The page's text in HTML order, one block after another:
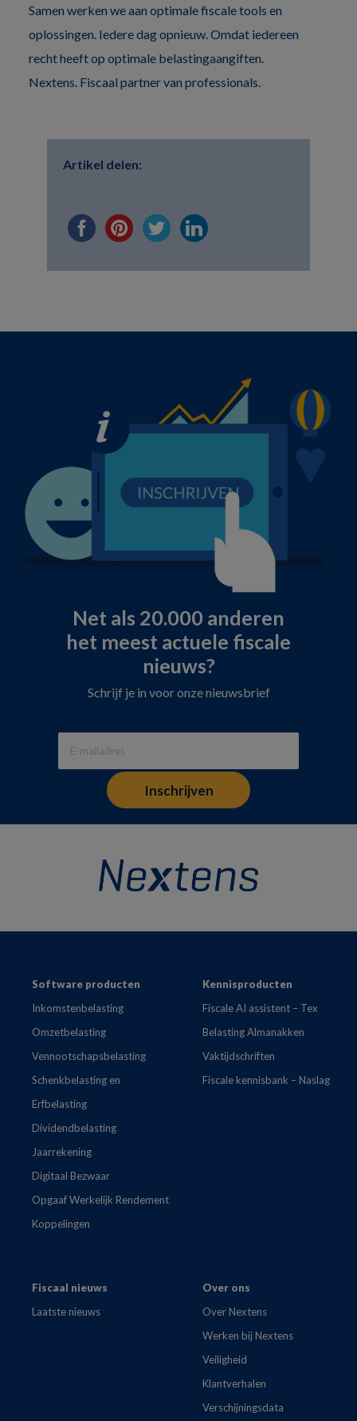
Samen werken we aan optimale fiscale tools en
oplossingen. Iedere dag opnieuw. Omdat iedereen
recht heeft op optimale belastingaangiften.
Nextens. Fiscaal partner van professionals.
Artikel delen:
Net als 20.000 anderen
het meest actuele fiscale
nieuws?
Schrijf je in voor onze nieuwsbrief
FooterSoftware producten
Inkomstenbelasting
Omzetbelasting
Vennootschapsbelasting
Schenkbelasting en
Erfbelasting
Dividendbelasting
Jaarrekening
Digitaal Bezwaar
Opgaaf Werkelijk Rendement
Koppelingen
Kennisproducten
Fiscale AI assistent – Tex
Belasting Almanakken
Vaktijdschriften
Fiscale kennisbank – Naslag
Fiscaal nieuws
Laatste nieuws
Over ons
Over Nextens
Werken bij Nextens
Veiligheid
Klantverhalen
Verschijningsdata